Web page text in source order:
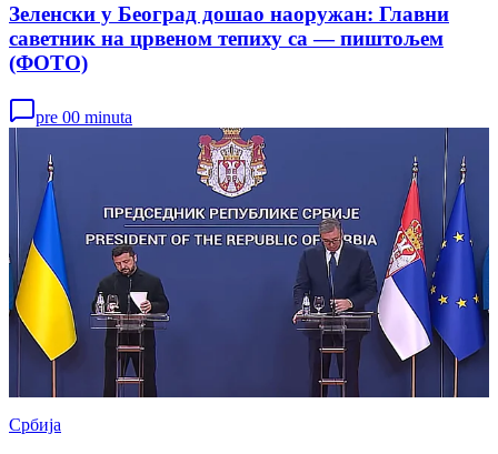
Зеленски у Београд дошао наоружан: Главни
саветник на црвеном тепиху са — пиштољем
(ФОТО)
pre 00 minuta
Србија